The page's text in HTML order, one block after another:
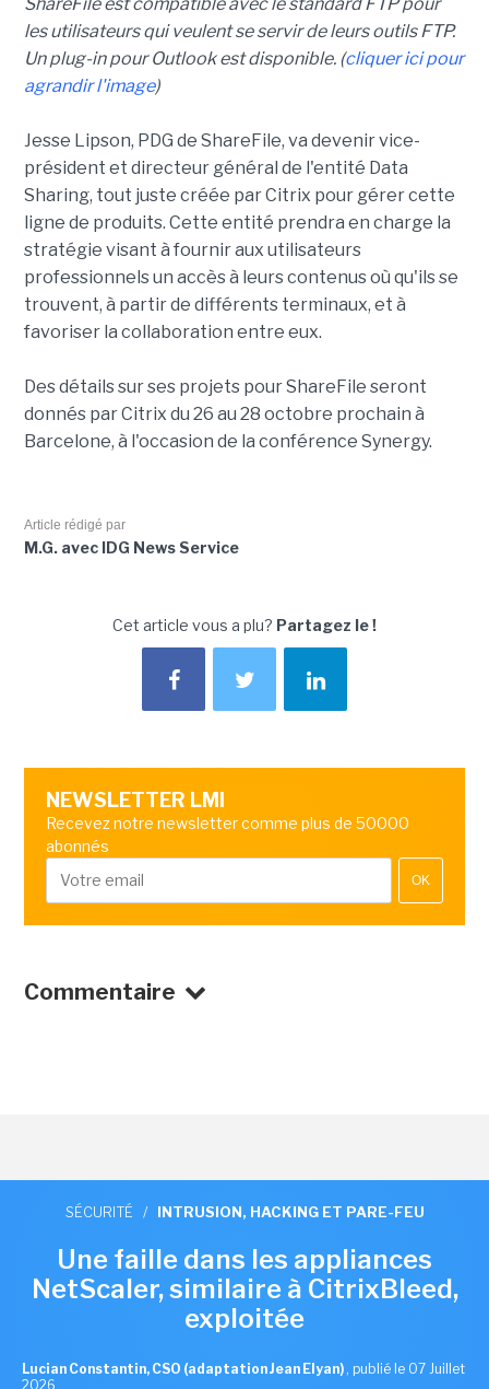
les utilisateurs qui veulent se servir de leurs outils FTP.
Un plug-in pour Outlook est disponible. (cliquer ici pour
agrandir l'image)
Jesse Lipson, PDG de ShareFile, va devenir vice-
président et directeur général de l'entité Data
Sharing, tout juste créée par Citrix pour gérer cette
ligne de produits. Cette entité prendra en charge la
stratégie visant à fournir aux utilisateurs
professionnels un accès à leurs contenus où qu'ils se
trouvent, à partir de différents terminaux, et à
favoriser la collaboration entre eux.
Des détails sur ses projets pour ShareFile seront
donnés par Citrix du 26 au 28 octobre prochain à
Barcelone, à l'occasion de la conférence Synergy.
Article rédigé par
M.G. avec IDG News Service
Cet article vous a plu? Partagez le !
NEWSLETTER LMI
Recevez notre newsletter comme plus de 50000
abonnés
OK
Commentaire
SÉCURITÉ / INTRUSION, HACKING ET PARE-FEU
Une faille dans les appliances
NetScaler, similaire à CitrixBleed,
exploitée
Lucian Constantin, CSO (adaptation Jean Elyan) , publié le 07 Juillet
2026